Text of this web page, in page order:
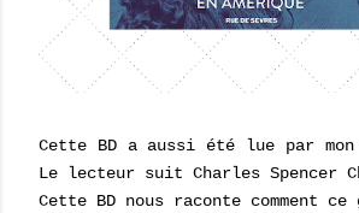
Cette BD a aussi été lue par
Le lecteur suit Charles Spencer
Cette BD nous raconte comment